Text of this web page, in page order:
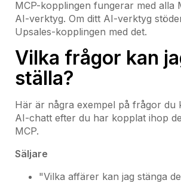
MCP-kopplingen fungerar med alla
AI-verktyg. Om ditt AI-verktyg
Upsales-kopplingen med det.
Vilka frågor kan
ställa?
Här är några exempel på frågor du
AI-chatt efter du har kopplat ihop
MCP.
Säljare
"Vilka affärer kan jag stänga